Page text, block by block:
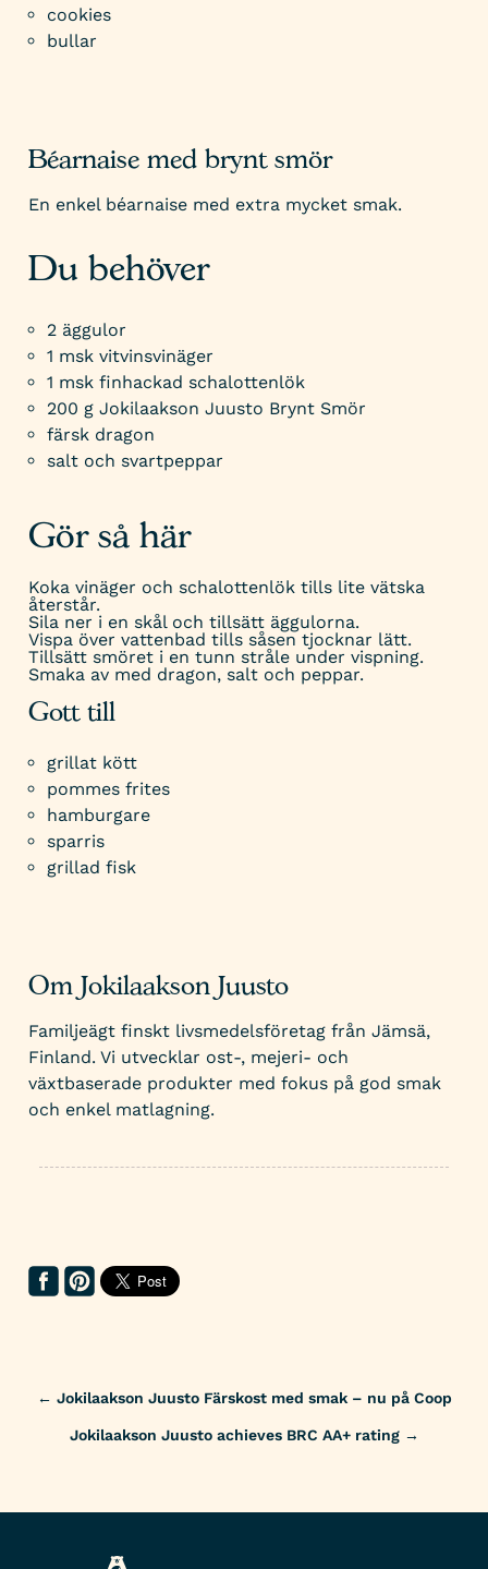
cookies
bullar
Béarnaise med brynt smör
En enkel béarnaise med extra mycket smak.
Du behöver
2 äggulor
1 msk vitvinsvinäger
1 msk finhackad schalottenlök
200 g Jokilaakson Juusto Brynt Smör
färsk dragon
salt och svartpeppar
Gör så här
Koka vinäger och schalottenlök tills lite vätska
återstår.
Sila ner i en skål och tillsätt äggulorna.
Vispa över vattenbad tills såsen tjocknar lätt.
Tillsätt smöret i en tunn stråle under vispning.
Smaka av med dragon, salt och peppar.
Gott till
grillat kött
pommes frites
hamburgare
sparris
grillad fisk
Om Jokilaakson Juusto
Familjeägt finskt livsmedelsföretag från Jämsä,
Finland. Vi utvecklar ost-, mejeri- och
växtbaserade produkter med fokus på god smak
och enkel matlagning.
navigation
← Jokilaakson Juusto Färskost med smak – nu på Coop
Jokilaakson Juusto achieves BRC AA+ rating →